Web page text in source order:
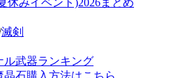
滅剣
ル武器ランキング
晶石購入方法はこちら